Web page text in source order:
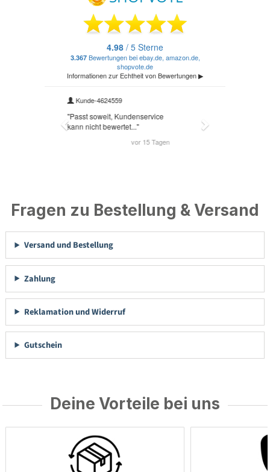
Fragen zu Bestellung & Versand
Versand und Bestellung
Zahlung
Reklamation und Widerruf
Gutschein
Deine Vorteile bei uns